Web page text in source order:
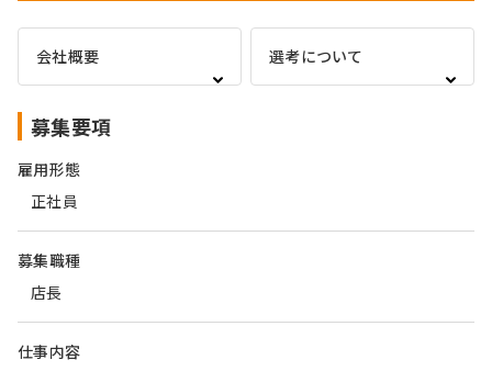
会社概要 選考について
募集要項
雇用形態
正社員
募集職種
店長
仕事内容